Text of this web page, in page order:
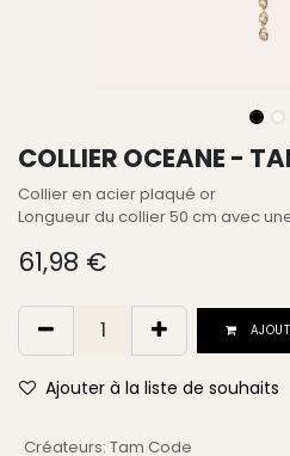
COLLIER OCEANE -
Collier en acier plaqué or
Longueur du collier 50 cm avec
61,98 €
Ajouter à la liste de souhaits
Créateurs: Tam Code